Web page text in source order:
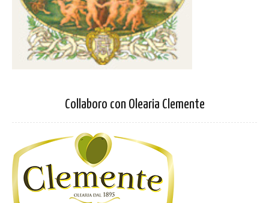
Collaboro con Olearia Clemente